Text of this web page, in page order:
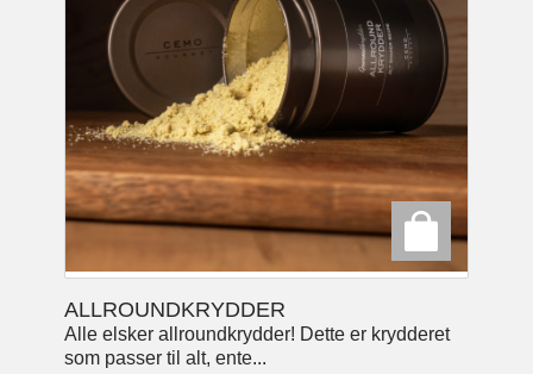
ALLROUNDKRYDDER
Alle elsker allroundkrydder! Dette er krydderet
som passer til alt, ente...